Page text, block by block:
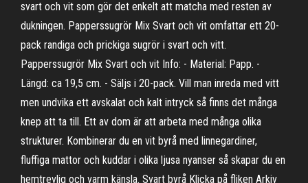
svart och vit som gör det enkelt att matcha med resten av
dukningen. Papperssugrör Mix Svart och vit omfattar ett 20-
pack randiga och prickiga sugrör i svart och vitt.
Papperssugrör Mix Svart och vit Info: - Material: Papp. -
Längd: ca 19,5 cm. - Säljs i 20-pack. Vill man inreda med vitt
men undvika ett avskalat och kalt intryck så finns det många
knep att ta till. Ett av dom är att arbeta med många olika
strukturer. Kombinerar du en vit byrå med linnegardiner,
fluffiga mattor och kuddar i olika ljusa nyanser så skapar du en
hemtrevlig och varm känsla. Svart byrå Klicka på fliken Arkiv